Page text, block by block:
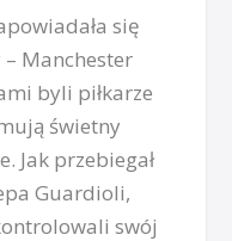
się
Manchester
byli piłkarze
świetny
Jak przebiegał
Guardioli,
swój